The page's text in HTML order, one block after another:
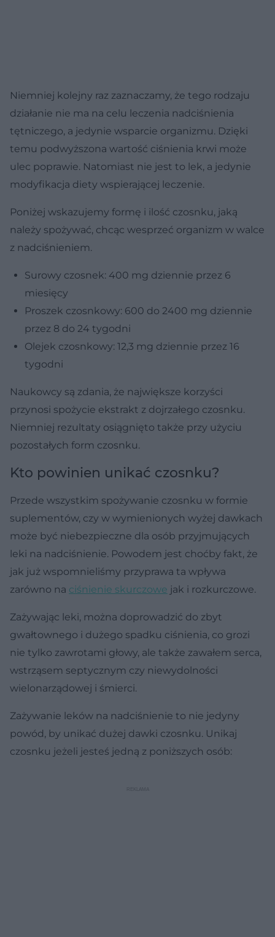
Niemniej kolejny raz zaznaczamy, że tego rodzaju
działanie nie ma na celu leczenia nadciśnienia
tętniczego, a jedynie wsparcie organizmu. Dzięki
temu podwyższona wartość ciśnienia krwi może
ulec poprawie. Natomiast nie jest to lek, a jedynie
modyfikacja diety wspierającej leczenie.
Poniżej wskazujemy formę i ilość czosnku, jaką
należy spożywać, chcąc wesprzeć organizm w walce
z nadciśnieniem.
Surowy czosnek: 400 mg dziennie przez 6
miesięcy
Proszek czosnkowy: 600 do 2400 mg dziennie
przez 8 do 24 tygodni
Olejek czosnkowy: 12,3 mg dziennie przez 16
tygodni
Naukowcy są zdania, że największe korzyści
przynosi spożycie ekstrakt z dojrzałego czosnku.
Niemniej rezultaty osiągnięto także przy użyciu
pozostałych form czosnku.
Kto powinien unikać czosnku?
Przede wszystkim spożywanie czosnku w formie
suplementów, czy w wymienionych wyżej dawkach
może być niebezpieczne dla osób przyjmujących
leki na nadciśnienie. Powodem jest choćby fakt, że
jak już wspomnieliśmy przyprawa ta wpływa
zarówno na ciśnienie skurczowe jak i rozkurczowe.
Zażywając leki, można doprowadzić do zbyt
gwałtownego i dużego spadku ciśnienia, co grozi
nie tylko zawrotami głowy, ale także zawałem serca,
wstrząsem septycznym czy niewydolności
wielonarządowej i śmierci.
Zażywanie leków na nadciśnienie to nie jedyny
powód, by unikać dużej dawki czosnku. Unikaj
czosnku jeżeli jesteś jedną z poniższych osób: